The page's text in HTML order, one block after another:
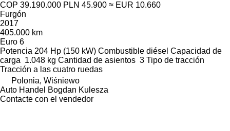
COP 39.190.000 PLN 45.900 ≈ EUR 10.660
Furgón
2017
405.000 km
Euro 6
Potencia 204 Hp (150 kW) Combustible diésel Capacidad de
carga 1.048 kg Cantidad de asientos 3 Tipo de tracción
Tracción a las cuatro ruedas
Polonia, Wiśniewo
Auto Handel Bogdan Kulesza
Contacte con el vendedor